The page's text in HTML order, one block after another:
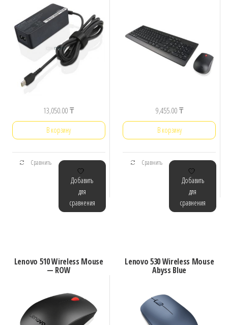
13,050.00₸
В корзину
Сравнить
Добавить
для
сравнения
9,455.00₸
В корзину
Сравнить
Добавить
для
сравнения
Lenovo 510 Wireless Mouse
— ROW
Lenovo 530 Wireless Mouse
Abyss Blue